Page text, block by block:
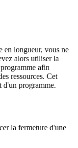
en longueur, vous ne
alors utiliser la
afin
ressources. Cet
d'un programme.
la fermeture d'une